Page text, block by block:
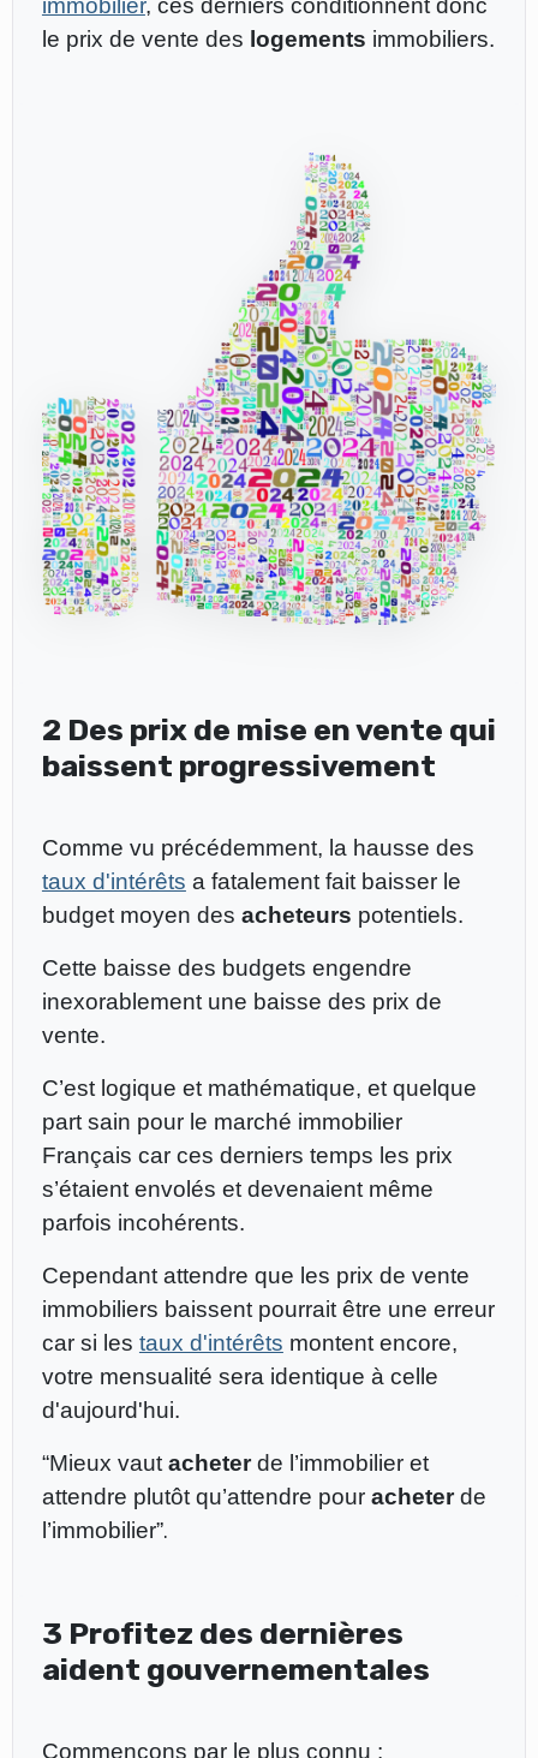
immobilier, ces derniers conditionnent donc
le prix de vente des logements immobiliers.
2 Des prix de mise en vente qui
baissent progressivement
Comme vu précédemment, la hausse des
taux d'intérêts a fatalement fait baisser le
budget moyen des acheteurs potentiels.
Cette baisse des budgets engendre
inexorablement une baisse des prix de
vente.
C’est logique et mathématique, et quelque
part sain pour le marché immobilier
Français car ces derniers temps les prix
s’étaient envolés et devenaient même
parfois incohérents.
Cependant attendre que les prix de vente
immobiliers baissent pourrait être une erreur
car si les taux d'intérêts montent encore,
votre mensualité sera identique à celle
d'aujourd'hui.
“Mieux vautacheterde l’immobilier et
attendre plutôt qu’attendre pour acheterde
l’immobilier”.
3 Profitez des dernières
aident gouvernementales
Commençons par le plus connu :